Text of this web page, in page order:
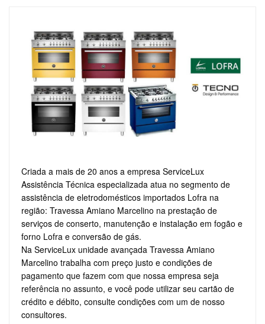
Criada a mais de 20 anos a empresa ServiceLux
Assistência Técnica especializada atua no segmento de
assistência de eletrodomésticos importados Lofra na
região: Travessa Amiano Marcelino na prestação de
serviços de conserto, manutenção e instalação em fogão e
forno Lofra e conversão de gás.
Na ServiceLux unidade avançada Travessa Amiano
Marcelino trabalha com preço justo e condições de
pagamento que fazem com que nossa empresa seja
referência no assunto, e você pode utilizar seu cartão de
crédito e débito, consulte condições com um de nosso
consultores.